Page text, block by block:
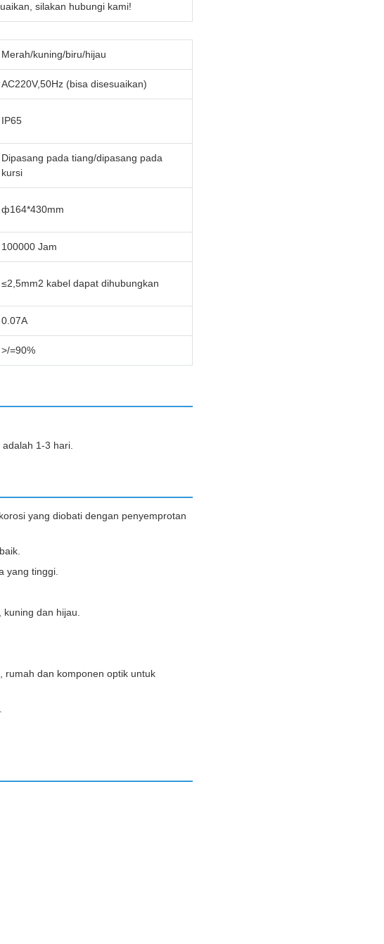
silakan hubungi kami!
Merah/kuning/biru/hijau
AC220V,50Hz (bisa disesuaikan)
IP65
Dipasang pada tiang/dipasang pada
kursi
ф164*430mm
100000 Jam
≤2,5mm2 kabel dapat dihubungkan
0.07A
>/=90%
1-3 hari.
yang diobati dengan penyemprotan
yang tinggi.
dan hijau.
rumah dan komponen optik untuk